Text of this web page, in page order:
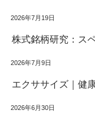
2026年7月19日
株式銘柄研究：ス
2026年7月9日
エクササイズ｜健
2026年6月30日